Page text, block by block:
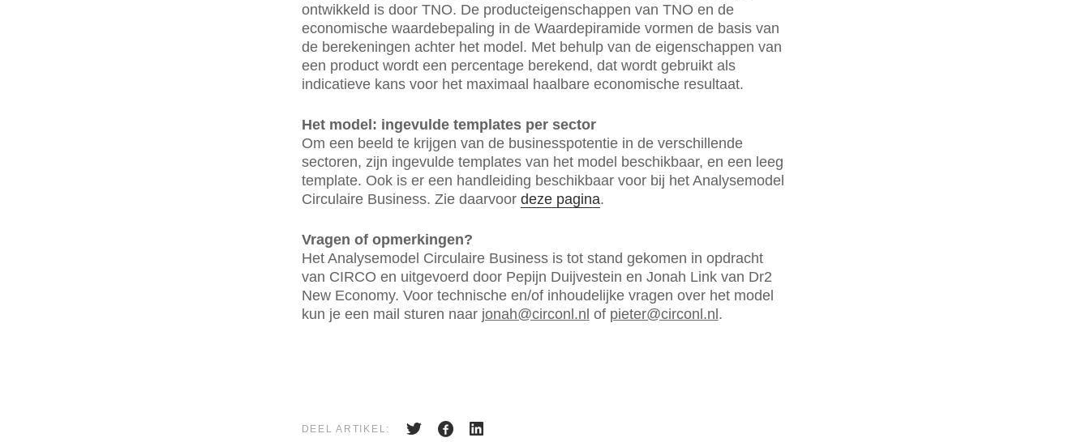
ontwikkeld is door TNO. De producteigenschappen van TNO en de
economische waardebepaling in de Waardepiramide vormen de basis van
de berekeningen achter het model. Met behulp van de eigenschappen van
een product wordt een percentage berekend, dat wordt gebruikt als
indicatieve kans voor het maximaal haalbare economische resultaat.
Het model: ingevulde templates per sector
Om een beeld te krijgen van de businesspotentie in de verschillende
sectoren, zijn ingevulde templates van het model beschikbaar, en een leeg
template. Ook is er een handleiding beschikbaar voor bij het Analysemodel
Circulaire Business. Zie daarvoor deze pagina.
Vragen of opmerkingen?
Het Analysemodel Circulaire Business is tot stand gekomen in opdracht
van CIRCO en uitgevoerd door Pepijn Duijvestein en Jonah Link van Dr2
New Economy. Voor technische en/of inhoudelijke vragen over het model
kun je een mail sturen naar jonah@circonl.nl of pieter@circonl.nl.
DEEL ARTIKEL: